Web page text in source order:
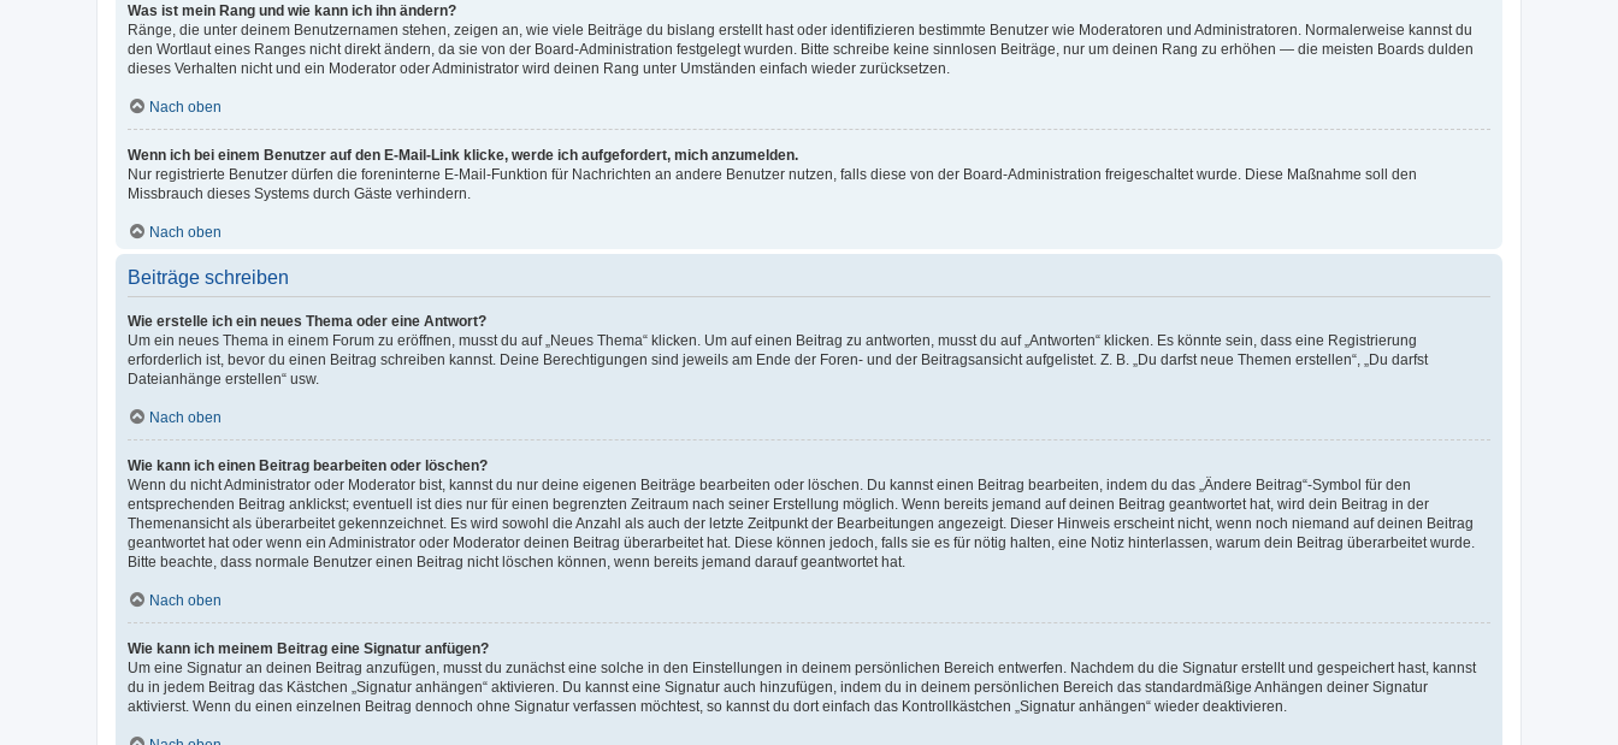
Was ist mein Rang und wie kann ich ihn ändern?
Ränge, die unter deinem Benutzernamen stehen, zeigen an, wie viele Beiträge du bislang erstellt hast oder identifizieren bestimmte Benutzer wie Moderatoren und Administratoren. Normalerweise kannst du
den Wortlaut eines Ranges nicht direkt ändern, da sie von der Board-Administration festgelegt wurden. Bitte schreibe keine sinnlosen Beiträge, nur um deinen Rang zu erhöhen — die meisten Boards dulden
dieses Verhalten nicht und ein Moderator oder Administrator wird deinen Rang unter Umständen einfach wieder zurücksetzen.
Nach oben
Wenn ich bei einem Benutzer auf den E-Mail-Link klicke, werde ich aufgefordert, mich anzumelden.
Nur registrierte Benutzer dürfen die foreninterne E-Mail-Funktion für Nachrichten an andere Benutzer nutzen, falls diese von der Board-Administration freigeschaltet wurde. Diese Maßnahme soll den
Missbrauch dieses Systems durch Gäste verhindern.
Nach oben
Beiträge schreiben
Wie erstelle ich ein neues Thema oder eine Antwort?
Um ein neues Thema in einem Forum zu eröffnen, musst du auf „Neues Thema“ klicken. Um auf einen Beitrag zu antworten, musst du auf „Antworten“ klicken. Es könnte sein, dass eine Registrierung
erforderlich ist, bevor du einen Beitrag schreiben kannst. Deine Berechtigungen sind jeweils am Ende der Foren- und der Beitragsansicht aufgelistet. Z. B. „Du darfst neue Themen erstellen“, „Du darfst
Dateianhänge erstellen“ usw.
Nach oben
Wie kann ich einen Beitrag bearbeiten oder löschen?
Wenn du nicht Administrator oder Moderator bist, kannst du nur deine eigenen Beiträge bearbeiten oder löschen. Du kannst einen Beitrag bearbeiten, indem du das „Ändere Beitrag“-Symbol für den
entsprechenden Beitrag anklickst; eventuell ist dies nur für einen begrenzten Zeitraum nach seiner Erstellung möglich. Wenn bereits jemand auf deinen Beitrag geantwortet hat, wird dein Beitrag in der
Themenansicht als überarbeitet gekennzeichnet. Es wird sowohl die Anzahl als auch der letzte Zeitpunkt der Bearbeitungen angezeigt. Dieser Hinweis erscheint nicht, wenn noch niemand auf deinen Beitrag
geantwortet hat oder wenn ein Administrator oder Moderator deinen Beitrag überarbeitet hat. Diese können jedoch, falls sie es für nötig halten, eine Notiz hinterlassen, warum dein Beitrag überarbeitet wurde.
Bitte beachte, dass normale Benutzer einen Beitrag nicht löschen können, wenn bereits jemand darauf geantwortet hat.
Nach oben
Wie kann ich meinem Beitrag eine Signatur anfügen?
Um eine Signatur an deinen Beitrag anzufügen, musst du zunächst eine solche in den Einstellungen in deinem persönlichen Bereich entwerfen. Nachdem du die Signatur erstellt und gespeichert hast, kannst
du in jedem Beitrag das Kästchen „Signatur anhängen“ aktivieren. Du kannst eine Signatur auch hinzufügen, indem du in deinem persönlichen Bereich das standardmäßige Anhängen deiner Signatur
aktivierst. Wenn du einen einzelnen Beitrag dennoch ohne Signatur verfassen möchtest, so kannst du dort einfach das Kontrollkästchen „Signatur anhängen“ wieder deaktivieren.